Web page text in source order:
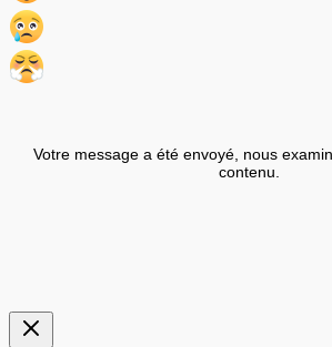
Votre message a été envoyé, nous
contenu.